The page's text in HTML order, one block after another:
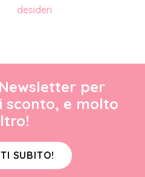
desideri
per
sconto, e molto
SUBITO!